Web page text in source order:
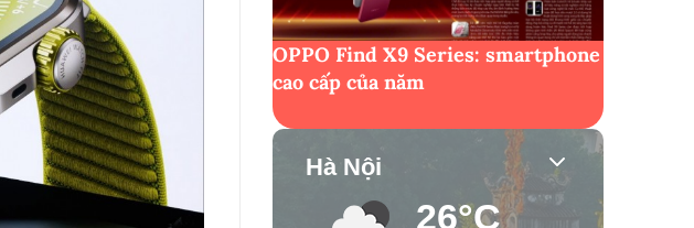
OPPO Find X9 Series: smartphone
cao cấp của năm
Hà Nội
26°C